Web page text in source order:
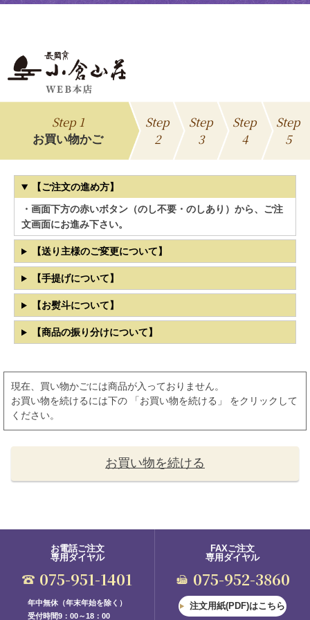
Step 1
お買い物かご
Step
2
Step
3
Step
4
Step
5
【ご注文の進め方】
・画面下方の赤いボタン（のし不要・のしあり）から、ご注
文画面にお進み下さい。
【送り主様のご変更について】
【手提げについて】
【お熨斗について】
【商品の振り分けについて】
現在、買い物かごには商品が入っておりません。
お買い物を続けるには下の 「お買い物を続ける」 をクリックして
ください。
お買い物を続ける
お電話ご注文
専用ダイヤル
075-951-1401
年中無休（年末年始を除く）
受付時間9：00～18：00
FAXご注文
専用ダイヤル
075-952-3860
注文用紙(PDF)はこちら